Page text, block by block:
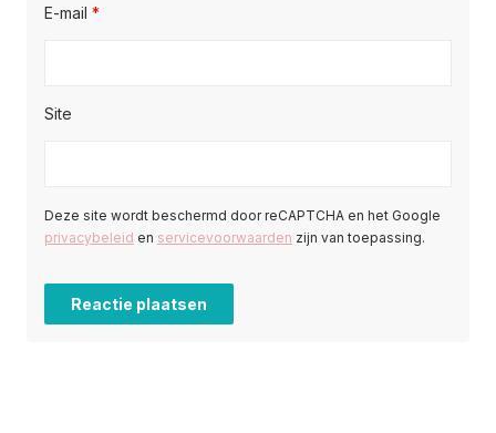
E-mail *
Site
Deze site wordt beschermd door reCAPTCHA en het Google
privacybeleid en servicevoorwaarden zijn van toepassing.